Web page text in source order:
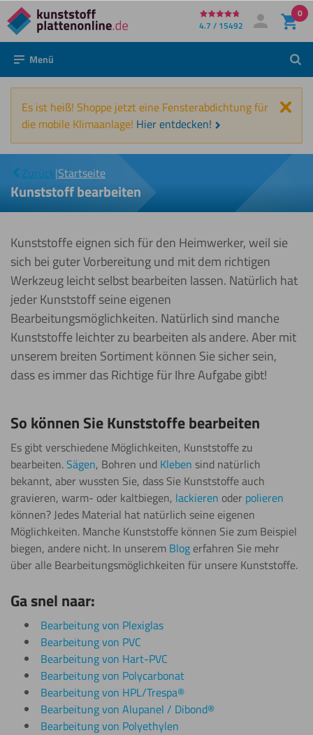
Direkt
zum
Inhalt
4.7 / 15492 Mein Konto
Anmelden
0
Menü
Es ist heiß! Shoppe jetzt eine Fensterabdichtung für
die mobile Klimaanlage! Hier entdecken!
Zurück|Startseite
Bearbeiten
Kunststoff bearbeiten
Kunststoffe eignen sich für den Heimwerker, weil sie
sich bei guter Vorbereitung und mit dem richtigen
Werkzeug leicht selbst bearbeiten lassen. Natürlich hat
jeder Kunststoff seine eigenen
Bearbeitungsmöglichkeiten. Natürlich sind manche
Kunststoffe leichter zu bearbeiten als andere. Aber mit
unserem breiten Sortiment können Sie sicher sein,
dass es immer das Richtige für Ihre Aufgabe gibt!
So können Sie Kunststoffe bearbeiten
Es gibt verschiedene Möglichkeiten, Kunststoffe zu
bearbeiten.Sägen, Bohren und Kleben sind natürlich
bekannt, aber wussten Sie, dass Sie Kunststoffe auch
gravieren, warm- oder kaltbiegen, lackieren oder polieren
können? Jedes Material hat natürlich seine eigenen
Möglichkeiten. Manche Kunststoffe können Sie zum Beispiel
biegen, andere nicht. In unserem Blog erfahren Sie mehr
über alle Bearbeitungsmöglichkeiten für unsere Kunststoffe.
Ga snel naar:
Bearbeitung von Plexiglas
Bearbeitung von PVC
Bearbeitung von Hart-PVC
Bearbeitung von Polycarbonat
Bearbeitung von HPL/Trespa®
Bearbeitung von Alupanel / Dibond®
Bearbeitung von Polyethylen